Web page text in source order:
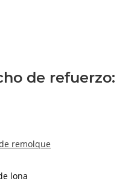
de refuerzo:
remolque
lona